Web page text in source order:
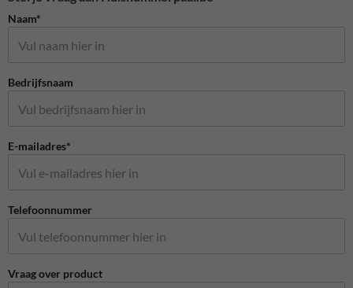
Naam*
Bedrijfsnaam
E-mailadres*
Telefoonnummer
Vraag over product